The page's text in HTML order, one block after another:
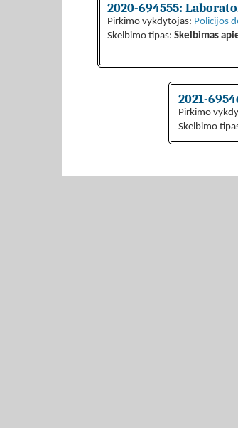
2020-694555:
Pirkimo vykdytojas: Policijos
Skelbimo tipas: Skelbimas
2021-
Pirkimo
Skelbimo